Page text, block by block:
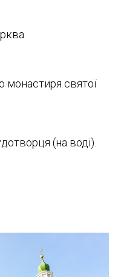
монастиря святої
(на воді).